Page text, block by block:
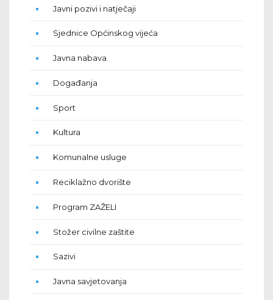
Javni pozivi i natječaji
Sjednice Općinskog vijeća
Javna nabava
Događanja
Sport
Kultura
Komunalne usluge
Reciklažno dvorište
Program ZAŽELI
Stožer civilne zaštite
Sazivi
Javna savjetovanja